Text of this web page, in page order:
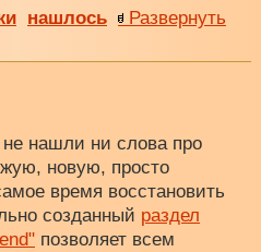
нашлось Развернуть
нашли ни слова про
новую, просто
время восстановить
созданный раздел
позволяет всем